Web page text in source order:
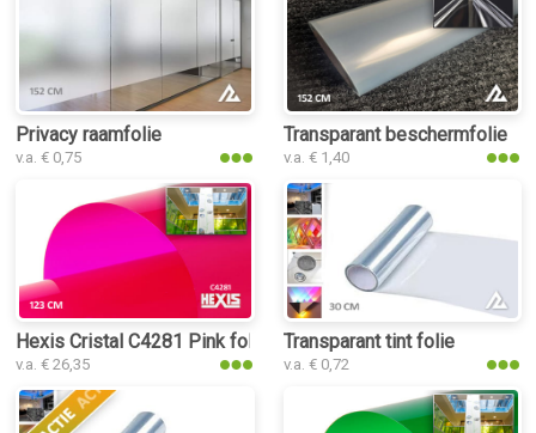
Privacy raamfolie
v.a. € 0,75
Transparant beschermfolie
v.a. € 1,40
Hexis Cristal C4281 Pink folie
v.a. € 26,35
Transparant tint folie
v.a. € 0,72